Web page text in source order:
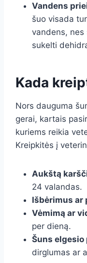
Vandens
šuo visada
vandens, nes
sukelti
Kada
Nors dauguma
gerai, kartais
kuriems reikia
Kreipkitės į
Aukštą
24 valandas.
Išbėrimus ar
Vėmimą ar
per dieną.
Šuns elgesio
dirglumas ar